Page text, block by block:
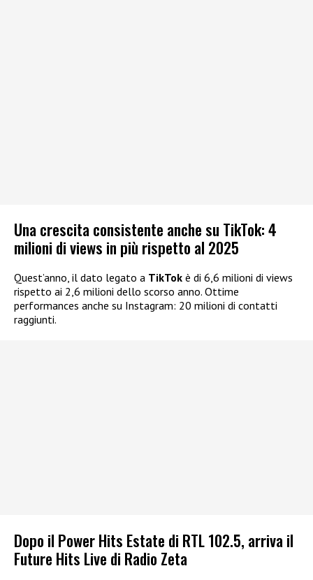
Una crescita consistente anche su TikTok: 4
milioni di views in più rispetto al 2025
Quest’anno, il dato legato a TikTok è di 6,6 milioni di views
rispetto ai 2,6 milioni dello scorso anno. Ottime
performances anche su Instagram: 20 milioni di contatti
raggiunti.
Dopo il Power Hits Estate di RTL 102.5, arriva il
Future Hits Live di Radio Zeta